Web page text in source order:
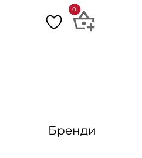
0
Бренди